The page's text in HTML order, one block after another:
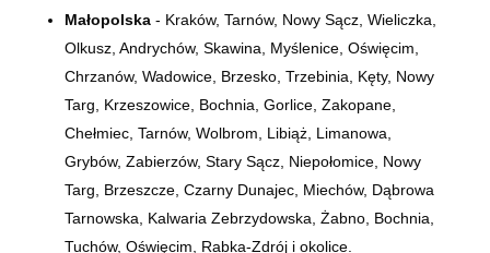
Małopolska- Kraków, Tarnów, Nowy Sącz, Wieliczka,
Olkusz, Andrychów, Skawina, Myślenice, Oświęcim,
Chrzanów, Wadowice, Brzesko, Trzebinia, Kęty, Nowy
Targ, Krzeszowice, Bochnia, Gorlice, Zakopane,
Chełmiec, Tarnów, Wolbrom, Libiąż, Limanowa,
Grybów, Zabierzów, Stary Sącz, Niepołomice, Nowy
Targ, Brzeszcze, Czarny Dunajec, Miechów, Dąbrowa
Tarnowska, Kalwaria Zebrzydowska, Żabno, Bochnia,
Tuchów, Oświęcim, Rabka-Zdrój i okolice.